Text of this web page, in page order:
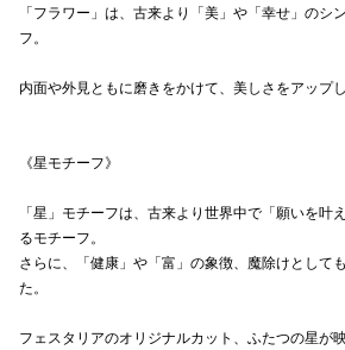
「フラワー」は、古来より「美」や「幸せ」のシ
フ。
内面や外見ともに磨きをかけて、美しさをアップ
《星モチーフ》
「星」モチーフは、古来より世界中で「願いを叶
るモチーフ。
さらに、「健康」や「富」の象徴、魔除けとして
た。
フェスタリアのオリジナルカット、ふたつの星が